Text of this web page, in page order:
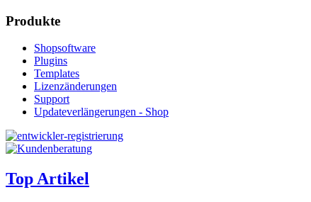
Produkte
Shopsoftware
Plugins
Templates
Lizenzänderungen
Support
Updateverlängerungen - Shop
Top Artikel